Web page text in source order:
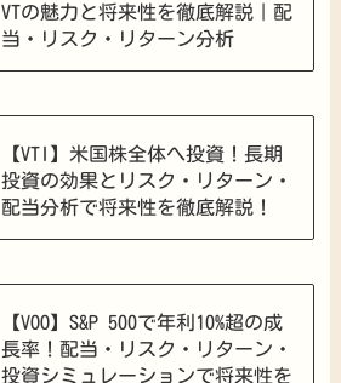
VTの魅力と将来性を徹底解説｜配
当・リスク・リターン分析
【VTI】米国株全体へ投資！長期
投資の効果とリスク・リターン・
配当分析で将来性を徹底解説！
【VOO】S&P 500で年利10%超の成
長率！配当・リスク・リターン・
投資シミュレーションで将来性を